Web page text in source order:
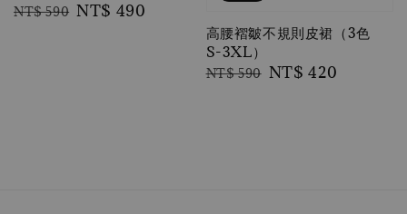
Regular
NT$ 590 Sale
NT$ 490
高腰褶皺不規則皮裙（3色
S-3XL）
Regular
NT$ 590 Sale
NT$ 420